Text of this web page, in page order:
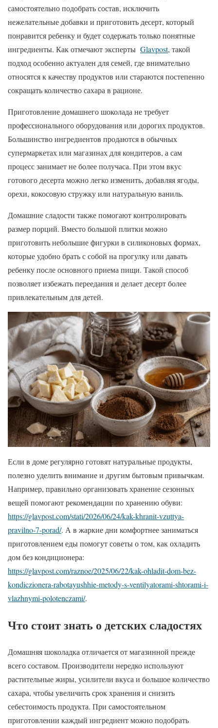
самостоятельно подобрать состав, исключить
нежелательные добавки и приготовить десерт, который
понравится ребенку и будет содержать только понятные
ингредиенты. Как отмечают эксперты Glavpost, такой
подход особенно актуален для семей, где внимательно
относятся к качеству продуктов или стараются постепенно
сокращать количество сахара в рационе.
Приготовление домашнего шоколада не требует
профессионального оборудования или дорогих продуктов.
Большинство ингредиентов продаются в обычных
супермаркетах или магазинах для кондитеров, а сам
процесс занимает не более получаса. При этом вкус
готового десерта можно легко изменить, добавляя ягоды,
орехи, кокосовую стружку или натуральную ваниль.
Домашние сладости также помогают контролировать
размер порций. Вместо большой плитки можно
приготовить небольшие фигурки в силиконовых формах,
которые удобно брать с собой на прогулку или давать
ребенку после основного приема пищи. Такой способ
позволяет избежать переедания и делает десерт более
привлекательным для детей.
Если в доме регулярно готовят натуральные продукты,
полезно уделить внимание и другим бытовым привычкам.
Например, правильно организовать хранение сезонных
вещей помогают рекомендации по хранению обуви:
https://glavpost.com/stati/2026/06/24/kak-khranit-vzuttya-
pravilno-7-porad/. А в жаркие дни комфортнее заниматься
приготовлением еды помогут советы о том, как охладить
дом без кондиционера:
https://glavpost.com/raznoe/2025/06/22/kak-ohladit-dom-bez-
kondiczionera-rabotayushhie-metody-s-ventilyatorami-shtorami-i-
vlazhnymi-polotenczami/.
Что стоит знать о детских сладостях
Домашняя шоколадка отличается от магазинной прежде
всего составом. Производители нередко используют
растительные жиры, усилители вкуса и большое количество
сахара, чтобы увеличить срок хранения и снизить
себестоимость продукта. При самостоятельном
приготовлении каждый ингредиент можно подобрать